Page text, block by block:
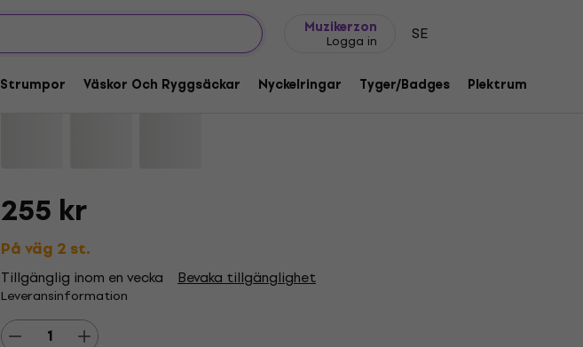
Muzikerzon
Logga in SE
Strumpor Väskor Och Ryggsäckar Nyckelringar Tyger/Badges Plektrum
Pantera 3 Albums Black M Skjorta
Varumärke: PanteraProduktkod:1219067
255 kr
På väg 2 st.
Tillgänglig inom en vecka Bevaka tillgänglighet
Leveransinformation